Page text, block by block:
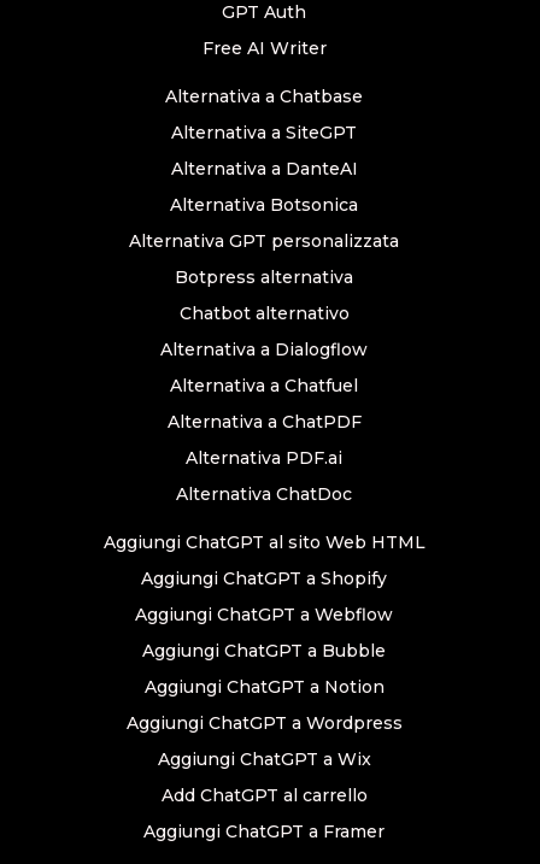
GPT Auth
Free AI Writer
Alternativa a Chatbase
Alternativa a SiteGPT
Alternativa a DanteAI
Alternativa Botsonica
Alternativa GPT personalizzata
Botpress alternativa
Chatbot alternativo
Alternativa a Dialogflow
Alternativa a Chatfuel
Alternativa a ChatPDF
Alternativa PDF.ai
Alternativa ChatDoc
Aggiungi ChatGPT al sito Web HTML
Aggiungi ChatGPT a Shopify
Aggiungi ChatGPT a Webflow
Aggiungi ChatGPT a Bubble
Aggiungi ChatGPT a Notion
Aggiungi ChatGPT a Wordpress
Aggiungi ChatGPT a Wix
Add ChatGPT al carrello
Aggiungi ChatGPT a Framer